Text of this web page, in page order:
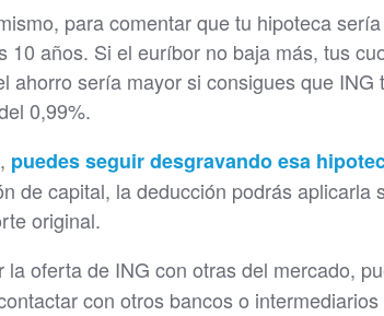
para comentar que tu hipoteca
10 años. Si el euríbor no baja más, tus
ahorro sería mayor si consigues que
0,99%.
puedes seguir desgravando esa
de capital, la deducción podrás
original.
la oferta de ING con otras del mercado,
con otros bancos o